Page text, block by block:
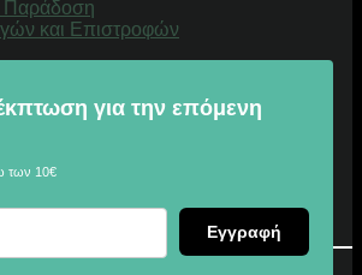
Παράδοση
και Επιστροφών
για την επόμενη
των 10€
Εγγραφή